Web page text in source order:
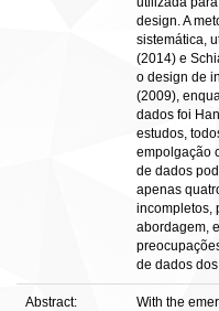
design. A
sistemática,
(2014) e
o design de
(2009),
dados foi
estudos,
empolgação
de dados
apenas
incompletos,
abordagem,
de dados
Abstract:
With the